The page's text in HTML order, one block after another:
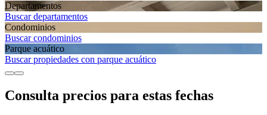
Departa­mentos
Buscar departamentos
Condominios
Buscar condominios
Parque acuático
Buscar propiedades con parque acuático
Consulta precios para estas fechas